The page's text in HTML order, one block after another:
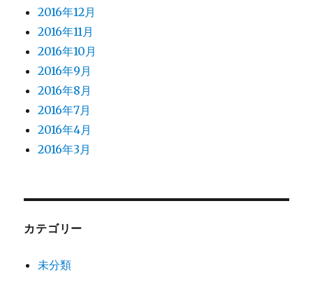
2016年12月
2016年11月
2016年10月
2016年9月
2016年8月
2016年7月
2016年4月
2016年3月
カテゴリー
未分類